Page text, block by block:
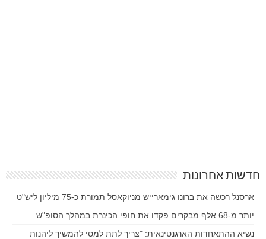
חדשות אחרונות
ארסנל רכשה את ברונו גימארייש מניוקאסל תמורת כ-75 מיליון ליש"ט
יותר מ-68 אלף מבקרים פקדו את חופי הכינרת במהלך הסופ"ש
נשיא ההתאחדות הארגנטינאית: "צריך לתת למסי להמשיך ליהנות